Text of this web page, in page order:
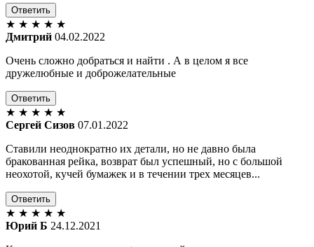
Ответить
★ ★ ★ ★ ★
Дмитрий 04.02.2022
Очень сложно добраться и найти . А в целом я все
дружелюбные и доброжелательные
Ответить
★ ★ ★ ★ ★
Сергей Сизов 07.01.2022
Ставили неоднократно их детали, но не давно была
бракованная рейка, возврат был успешный, но с большой
неохотой, кучей бумажек и в течении трех месяцев...
Ответить
★ ★ ★ ★ ★
Юрий Б 24.12.2021